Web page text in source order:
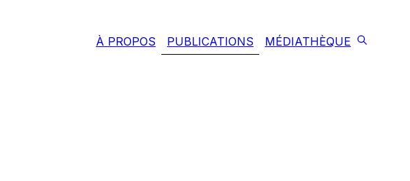
À PROPOS PUBLICATIONS MÉDIATHÈQUE